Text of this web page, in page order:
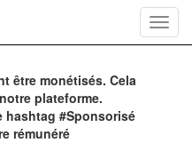
être monétisés. Cela
plateforme.
hashtag #Sponsorisé
rémunéré